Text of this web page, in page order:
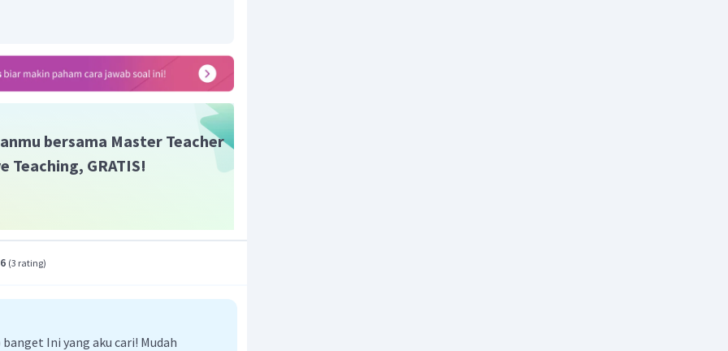
akhir teks.
teks eksposisi yang benar
bukti – rekomendasi - pengulangan
yang tepat adalah B.
bersama Master Teacher
Teaching, GRATIS!
(3 rating)
Ini yang aku cari! Mudah